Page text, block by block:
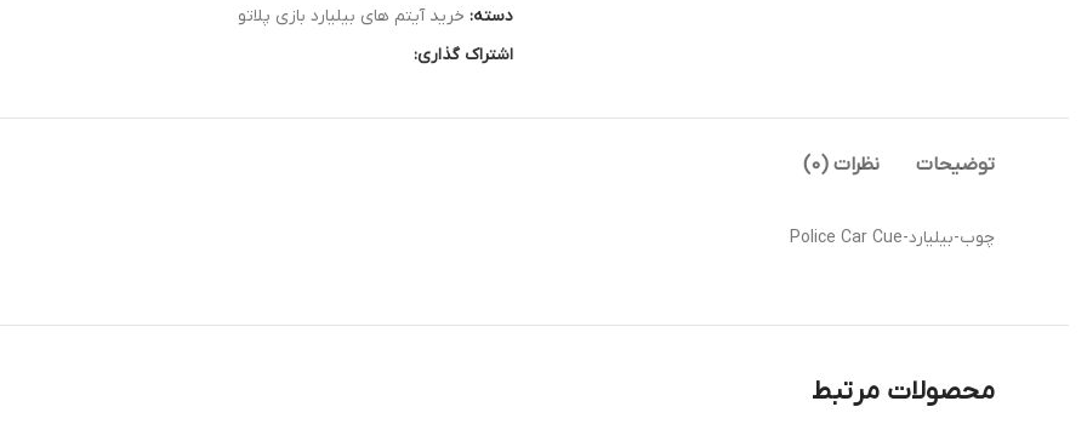
دسته: خرید آیتم های بیلیارد بازی پلاتو
اشتراک گذاری:
توضیحات نظرات (0)
چوب-بیلیارد-Police Car Cue
محصولات مرتبط